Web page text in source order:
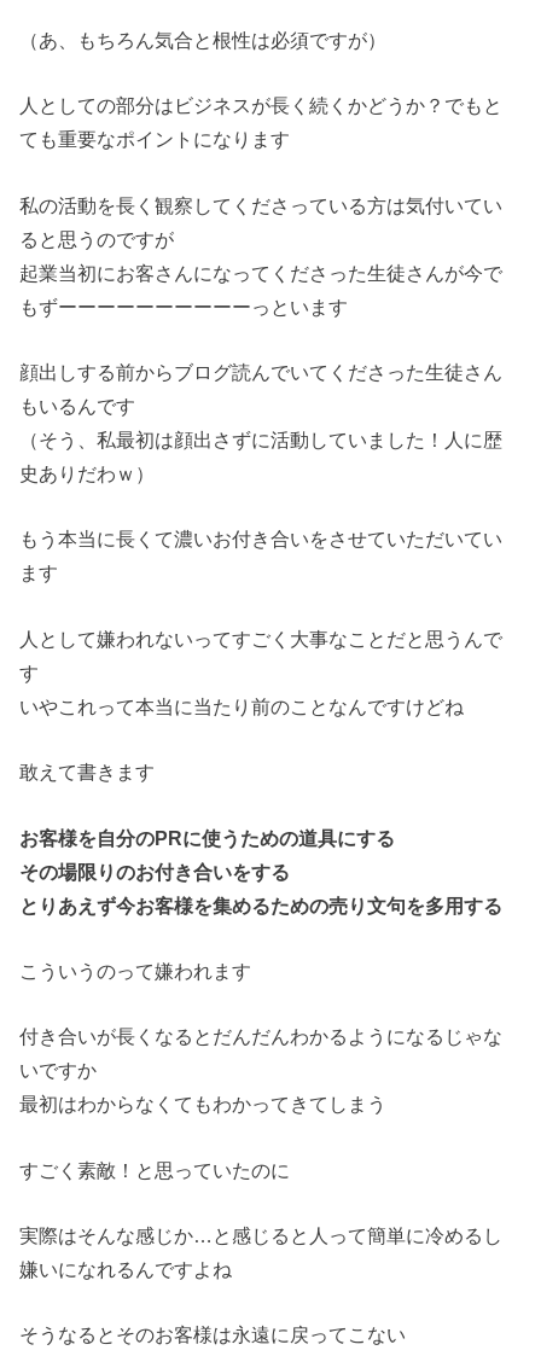
（あ、もちろん気合と根性は必須ですが）
人としての部分はビジネスが長く続くかどうか？でもと
ても重要なポイントになります
私の活動を長く観察してくださっている方は気付いてい
ると思うのですが
起業当初にお客さんになってくださった生徒さんが今で
もずーーーーーーーーーーっといます
顔出しする前からブログ読んでいてくださった生徒さん
もいるんです
（そう、私最初は顔出さずに活動していました！人に歴
史ありだわｗ）
もう本当に長くて濃いお付き合いをさせていただいてい
ます
人として嫌われないってすごく大事なことだと思うんで
す
いやこれって本当に当たり前のことなんですけどね
敢えて書きます
お客様を自分のPRに使うための道具にする
その場限りのお付き合いをする
とりあえず今お客様を集めるための売り文句を多用する
こういうのって嫌われます
付き合いが長くなるとだんだんわかるようになるじゃな
いですか
最初はわからなくてもわかってきてしまう
すごく素敵！と思っていたのに
実際はそんな感じか…と感じると人って簡単に冷めるし
嫌いになれるんですよね
そうなるとそのお客様は永遠に戻ってこない